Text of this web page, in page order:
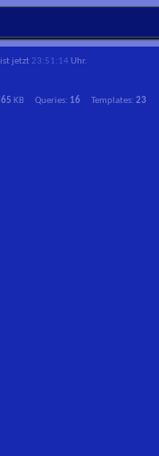
ist jetzt 23:51:14 Uhr.
KB Queries: 16 Templates: 23